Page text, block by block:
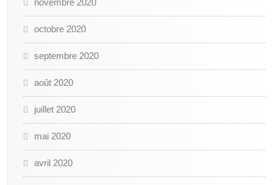
novembre 2020
octobre 2020
septembre 2020
août 2020
juillet 2020
mai 2020
avril 2020